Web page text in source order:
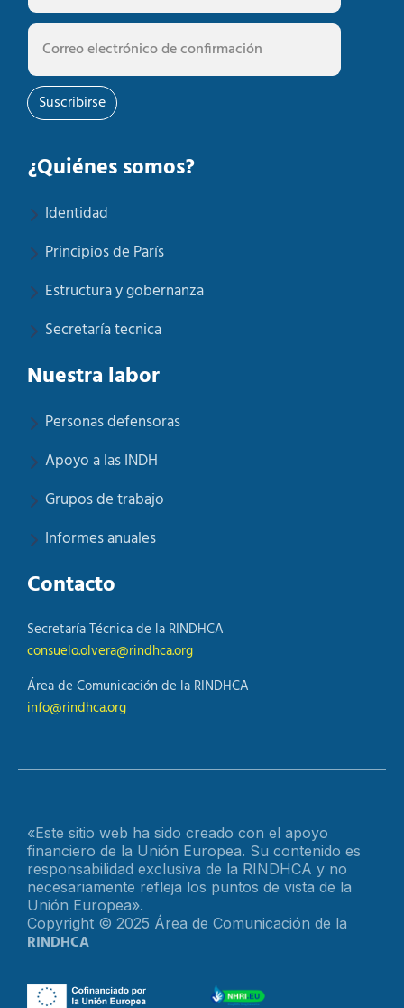
Suscribirse
¿Quiénes somos?
Identidad
Principios de París
Estructura y gobernanza
Secretaría tecnica
Nuestra labor
Personas defensoras
Apoyo a las INDH
Grupos de trabajo
Informes anuales
Contacto
Secretaría Técnica de la RINDHCA
consuelo.olvera@rindhca.org
Área de Comunicación de la RINDHCA
info@rindhca.org
«Este sitio web ha sido creado con el apoyo
financiero de la Unión Europea. Su contenido es
responsabilidad exclusiva de la RINDHCA y no
necesariamente refleja los puntos de vista de la
Unión Europea».
Copyright © 2025 Área de Comunicación de la
RINDHCA